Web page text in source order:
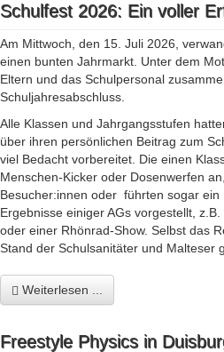
Schulfest 2026: Ein voller
Am Mittwoch, den 15. Juli 2026,
einen bunten Jahrmarkt. Unter dem
Eltern und das Schulpersonal
Schuljahresabschluss.
Alle Klassen und Jahrgangsstufen
über ihren persönlichen Beitrag zum
viel Bedacht vorbereitet. Die einen
Menschen-Kicker oder Dosenwerfen
Besucher:innen oder führten sogar ein
Ergebnisse einiger AGs vorgestellt,
oder einer Rhönrad-Show. Selbst das
Stand der Schulsanitäter und Malteser
Weiterlesen ...
Freestyle Physics in